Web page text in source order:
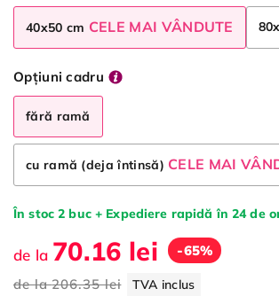
40x50 cm CELE MAI VÂNDUTE
Opțiuni cadru
fără ramă
cu ramă (deja întinsă) CELE MAI
În stoc 2 buc + Expediere rapidă în 24 de
de la 70.16 lei
-65%
de la206.35 lei TVA inclus